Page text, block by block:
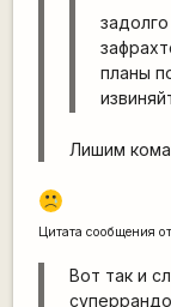
планы
Лишим
:'(
Цитата сообщения от
Вот так и